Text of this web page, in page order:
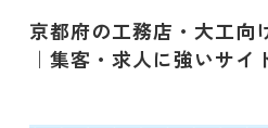
京都府の工務店・大工向
｜集客・求人に強いサ